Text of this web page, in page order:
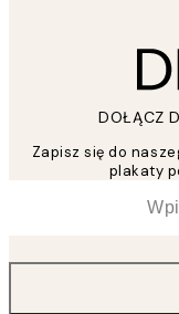
DOŁĄCZ
Zapisz się do
plakaty